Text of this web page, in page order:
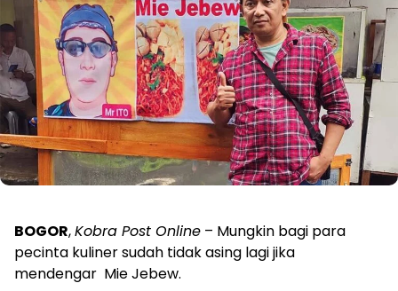
BOGOR,Kobra Post Online – Mungkin bagi para
pecinta kuliner sudah tidak asing lagi jika
mendengar Mie Jebew.